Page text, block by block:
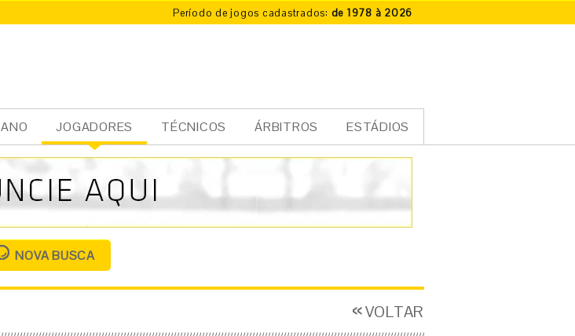
Período de jogos cadastrados: de 1978 à 2026
ANO JOGADORES TÉCNICOS ÁRBITROS ESTÁDIOS
cia
l
NOVA BUSCA
VOLTAR